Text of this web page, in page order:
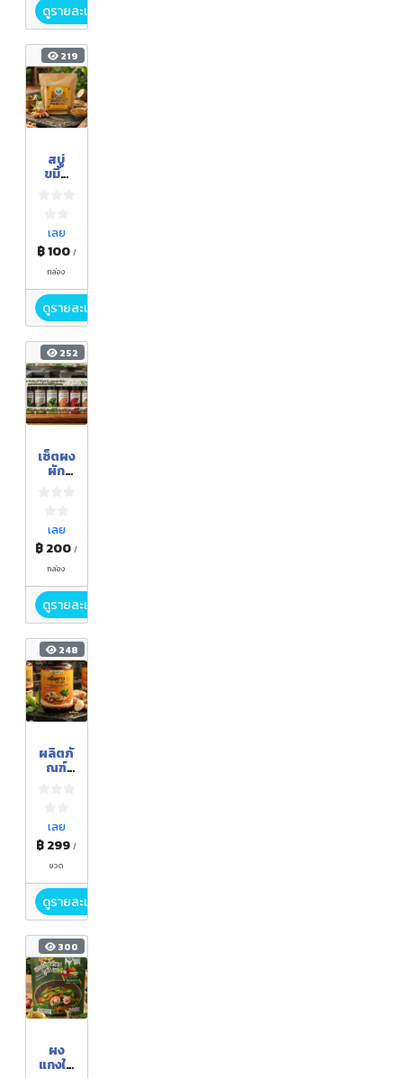
ดูรายละเอียด
219
สบู่
ขมิ้น
เลย
฿ 100 /
กล่อง
ดูรายละเอียด
252
เซ็ตผง
ผัก
ปรุง
อาหาร
เลย
฿ 200/
กล่อง
ดูรายละเอียด
248
ผลิตภั
ณฑ์
ว ตรา
ภูคำ
เลย
฿ 299/
ขวด
ดูรายละเอียด
300
ผง
แกงใบ